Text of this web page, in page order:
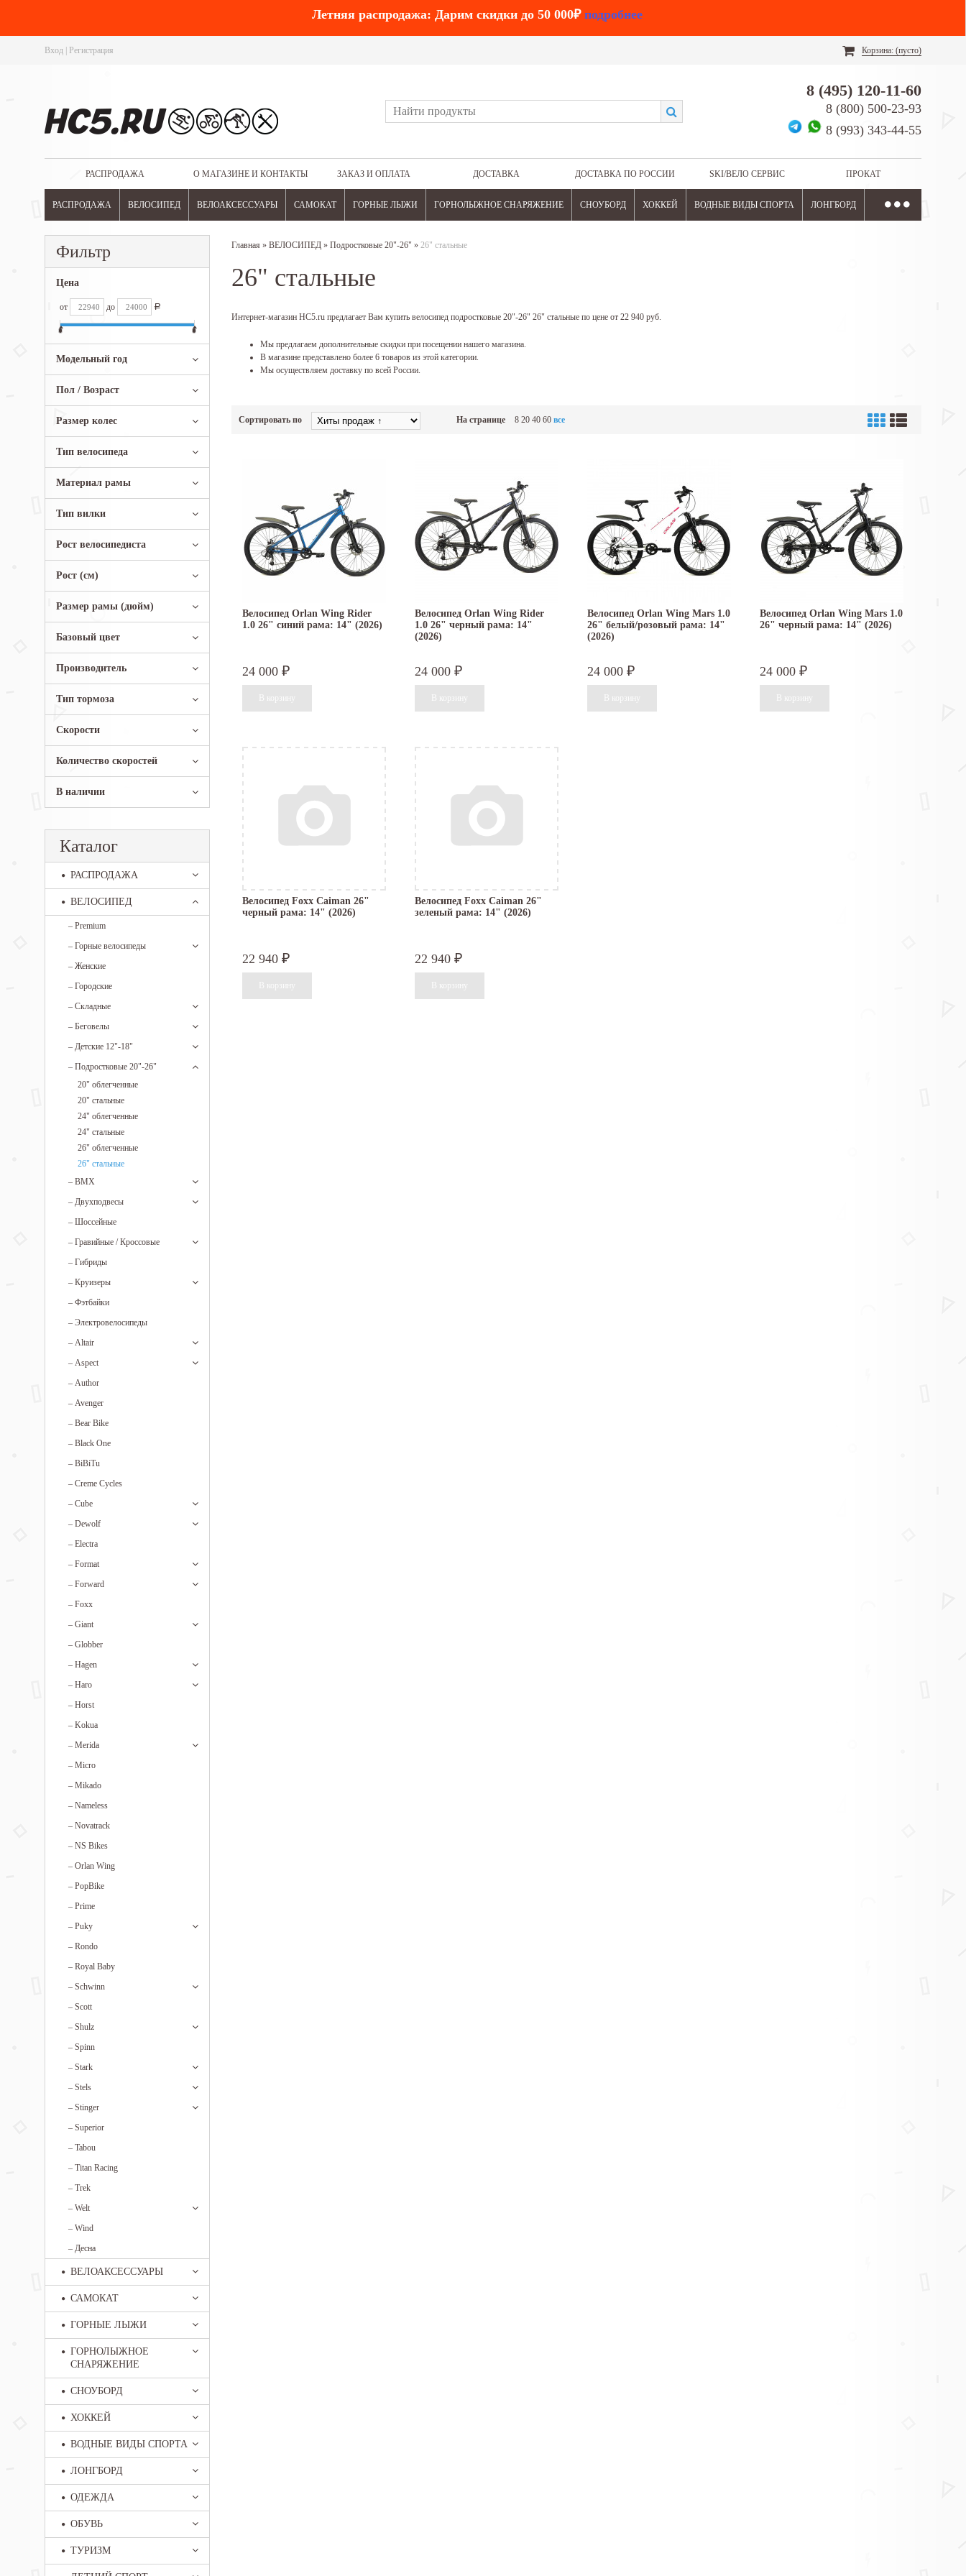
Летняя распродажа: Дарим скидки до 50 000₽ подробнее
Вход Регистрация Корзина: (пусто)
8 (495) 120-11-60
8 (800) 500-23-93
8 (993) 343-44-55
РАСПРОДАЖА О МАГАЗИНЕ И КОНТАКТЫ ЗАКАЗ И ОПЛАТА ДОСТАВКА ДОСТАВКА ПО РОССИИ SKI/ВЕЛО СЕРВИС ПРОКАТ
РАСПРОДАЖА ВЕЛОСИПЕД ВЕЛОАКСЕССУАРЫ САМОКАТ ГОРНЫЕ ЛЫЖИ ГОРНОЛЫЖНОЕ СНАРЯЖЕНИЕ СНОУБОРД ХОККЕЙ ВОДНЫЕ ВИДЫ СПОРТА ЛОНГБОРД
Фильтр
Цена
от до Р
Модельный год
Пол / Возраст
Размер колес
Тип велосипеда
Материал рамы
Тип вилки
Рост велосипедиста
Рост (см)
Размер рамы (дюйм)
Базовый цвет
Производитель
Тип тормоза
Скорости
Количество скоростей
В наличии
Каталог
РАСПРОДАЖА
ВЕЛОСИПЕД
– Premium
– Горные велосипеды
– Женские
– Городские
– Складные
– Беговелы
– Детские 12"-18"
– Подростковые 20"-26"
20" облегченные
20" стальные
24" облегченные
24" стальные
26" облегченные
26" стальные
– BMX
– Двухподвесы
– Шоссейные
– Гравийные / Кроссовые
– Гибриды
– Круизеры
– Фэтбайки
– Электровелосипеды
– Altair
– Aspect
– Author
– Avenger
– Bear Bike
– Black One
– BiBiTu
– Creme Cycles
– Cube
– Dewolf
– Electra
– Format
– Forward
– Foxx
– Giant
– Globber
– Hagen
– Haro
– Horst
– Kokua
– Merida
– Micro
– Mikado
– Nameless
– Novatrack
– NS Bikes
– Orlan Wing
– PopBike
– Prime
– Puky
– Rondo
– Royal Baby
– Schwinn
– Scott
– Shulz
– Spinn
– Stark
– Stels
– Stinger
– Superior
– Tabou
– Titan Racing
– Trek
– Welt
– Wind
– Десна
ВЕЛОАКСЕССУАРЫ
САМОКАТ
ГОРНЫЕ ЛЫЖИ
ГОРНОЛЫЖНОЕ
СНАРЯЖЕНИЕ
СНОУБОРД
ХОККЕЙ
ВОДНЫЕ ВИДЫ СПОРТА
ЛОНГБОРД
ОДЕЖДА
ОБУВЬ
ТУРИЗМ
Главная » ВЕЛОСИПЕД » Подростковые 20"-26" » 26" стальные
26" стальные
Интернет-магазин HC5.ru предлагает Вам купить велосипед подростковые 20"-26" 26" стальные по цене от 22 940 руб.
Мы предлагаем дополнительные скидки при посещении нашего магазина.
В магазине представлено более 6 товаров из этой категории.
Мы осуществляем доставку по всей России.
Сортировать по На странице 8 20 40 60 все
Велосипед Orlan Wing Rider
1.0 26" синий рама: 14" (2026)
24 000 ₽
Велосипед Orlan Wing Rider
1.0 26" черный рама: 14"
(2026)
24 000 ₽
Велосипед Orlan Wing Mars 1.0
26" белый/розовый рама: 14"
(2026)
24 000 ₽
Велосипед Orlan Wing Mars 1.0
26" черный рама: 14" (2026)
24 000 ₽
Велосипед Foxx Caiman 26"
черный рама: 14" (2026)
22 940 ₽
Велосипед Foxx Caiman 26"
зеленый рама: 14" (2026)
22 940 ₽